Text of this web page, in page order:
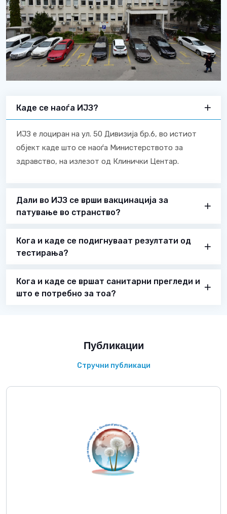
Каде се наоѓа ИЈЗ?
ИЈЗ е лоциран на ул. 50 Дивизија бр.6, во истиот
објект каде што се наоѓа Министерството за
здравство, на излезот од Клинички Центар.
Дали во ИЈЗ се врши вакцинација за
патување во странство?
Кога и каде се подигнуваат резултати од
тестирања?
Кога и каде се вршат санитарни прегледи и
што е потребно за тоа?
Публикации
Стручни публикаци